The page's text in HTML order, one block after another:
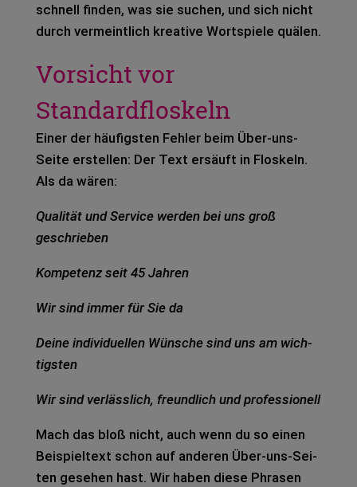
schnell fin­den, was sie suchen, und sich nicht
durch ver­meint­lich krea­ti­ve Wort­spie­le quä­len.
Vorsicht vor
Standardfloskeln
Einer der häu­figs­ten Feh­ler beim Über-uns-
Seite erstel­len: Der Text ersäuft in Flos­keln.
Als da wären:
Qua­li­tät und Ser­vice wer­den bei uns groß
geschrie­ben
Kom­pe­tenz seit 45 Jah­ren
Wir sind immer für Sie da
Deine indi­vi­du­el­len Wün­sche sind uns am wich­
tigs­ten
Wir sind ver­läss­lich, freund­lich und pro­fes­sio­nell
Mach das bloß nicht, auch wenn du so einen
Bei­spiel­text schon auf ande­ren Über-uns-Sei­
ten gese­hen hast. Wir haben diese Phra­sen